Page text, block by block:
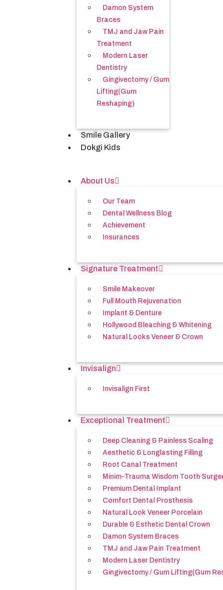
Damon System
Braces
TMJ and Jaw Pain
Treatment
Modern Laser
Dentistry
Gingivectomy / Gum
Lifting(Gum
Reshaping)
Smile Gallery
Dokgi Kids
About Us
Our Team
Dental Wellness Blog
Achievement
Insurances
Signature Treatment
Smile Makeover
Full Mouth Rejuvenation
Implant & Denture
Hollywood Bleaching & Whitening
Natural Looks Veneer & Crown
Invisalign
Invisalign First
Exceptional Treatment
Deep Cleaning & Painless Scaling
Aesthetic & Longlasting Filling
Root Canal Treatment
Minim-Trauma Wisdom Tooth
Premium Dental Implant
Comfort Dental Prosthesis
Natural Look Veneer Porcelain
Durable & Esthetic Dental Crown
Damon System Braces
TMJ and Jaw Pain Treatment
Modern Laser Dentistry
Gingivectomy / Gum Lifting(Gum